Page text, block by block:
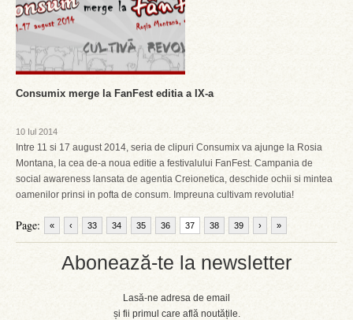
Abonează-te la newsletter
Lasă-ne adresa de email
și fii primul care află noutățile.
Consumix merge la FanFest editia a IX-a
10 Iul 2014
Intre 11 si 17 august 2014, seria de clipuri Consumix va ajunge la Rosia
Montana, la cea de-a noua editie a festivalului FanFest. Campania de
social awareness lansata de agentia Creionetica, deschide ochii si mintea
oamenilor prinsi in pofta de consum. Impreuna cultivam revolutia!
Page: « ‹ 33 34 35 36 37 38 39 › »